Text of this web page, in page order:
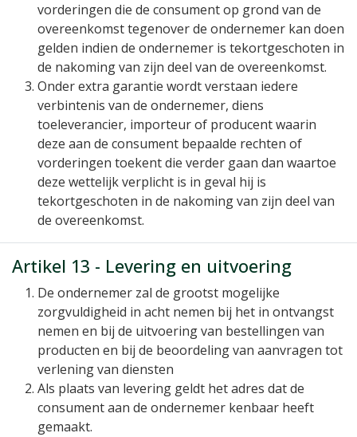
vorderingen die de consument op grond van de
overeenkomst tegenover de ondernemer kan doen
gelden indien de ondernemer is tekortgeschoten in
de nakoming van zijn deel van de overeenkomst.
Onder extra garantie wordt verstaan iedere
verbintenis van de ondernemer, diens
toeleverancier, importeur of producent waarin
deze aan de consument bepaalde rechten of
vorderingen toekent die verder gaan dan waartoe
deze wettelijk verplicht is in geval hij is
tekortgeschoten in de nakoming van zijn deel van
de overeenkomst.
Artikel 13 - Levering en uitvoering
De ondernemer zal de grootst mogelijke
zorgvuldigheid in acht nemen bij het in ontvangst
nemen en bij de uitvoering van bestellingen van
producten en bij de beoordeling van aanvragen tot
verlening van diensten
Als plaats van levering geldt het adres dat de
consument aan de ondernemer kenbaar heeft
gemaakt.